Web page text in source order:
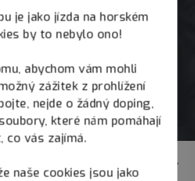
je jako jízda na horském
by to nebylo ono!
abychom vám mohli
zážitek z prohlížení
nejde o žádný doping,
které nám pomáhají
co vás zajímá.
naše cookies jsou jako